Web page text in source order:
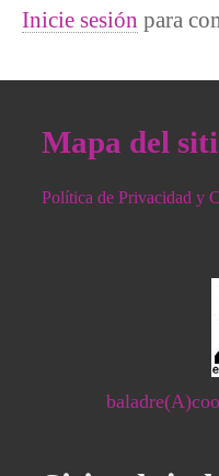
Inicie sesión para
Mapa del
Política de Privacidad y